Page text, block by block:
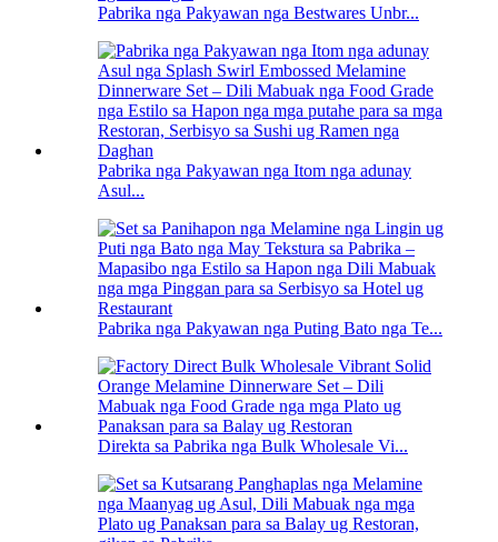
Pabrika nga Pakyawan nga Bestwares Unbr...
Pabrika nga Pakyawan nga Itom nga adunay
Asul...
Pabrika nga Pakyawan nga Puting Bato nga Te...
Direkta sa Pabrika nga Bulk Wholesale Vi...